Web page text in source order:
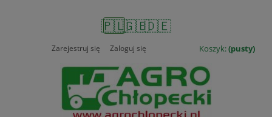
🇵🇱🇬🇧🇩🇪
Koszyk:(pusty)
Zarejestruj się Zaloguj się